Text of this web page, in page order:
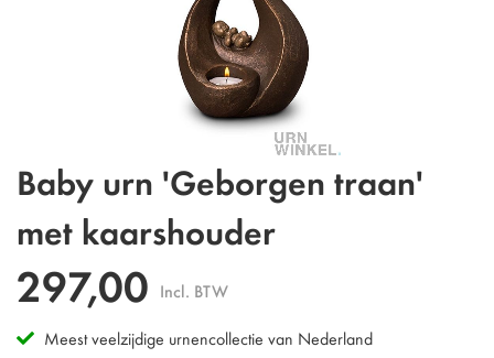
naar
begin
van
de
afbeeldingen-
Baby urn 'Geborgen traan'
met kaarshouder
297,00 Incl. BTW
Meest veelzijdige urnencollectie van Nederland